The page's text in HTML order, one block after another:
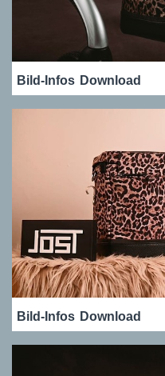
Bild-Infos Download
Bild-Infos Download